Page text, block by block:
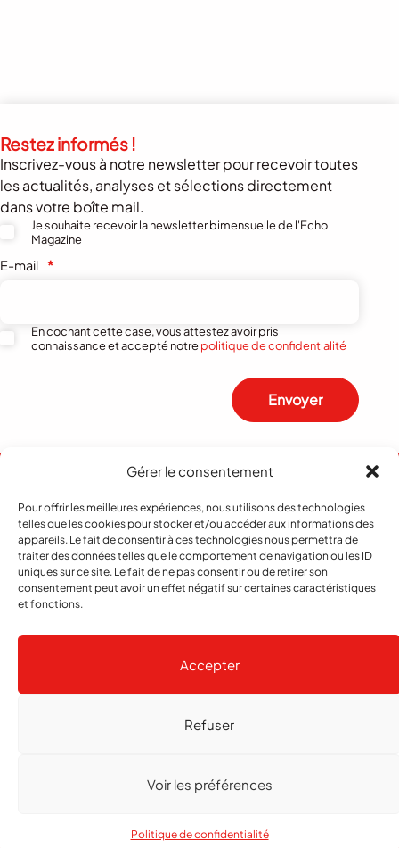
Gérer le consentement
Pour offrir les meilleures expériences, nous utilisons des technologies
telles que les cookies pour stocker et/ou accéder aux informations des
appareils. Le fait de consentir à ces technologies nous permettra de
traiter des données telles que le comportement de navigation ou les ID
uniques sur ce site. Le fait de ne pas consentir ou de retirer son
consentement peut avoir un effet négatif sur certaines caractéristiques
et fonctions.
Accepter
Refuser
Voir les préférences
Politique de confidentialité
Restez informés !
Inscrivez-vous à notre newsletter pour recevoir toutes
les actualités, analyses et sélections directement
dans votre boîte mail.
Je souhaite recevoir la newsletter bimensuelle de l'Echo
Magazine
E-mail *
En cochant cette case, vous attestez avoir pris
connaissance et accepté notrepolitique de confidentialité
Envoyer